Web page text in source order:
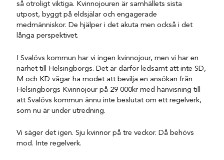
så otroligt viktiga. Kvinnojouren är samhällets sista
utpost, byggt på eldsjälar och engagerade
medmänniskor. De hjälper i det akuta men också i det
långa perspektivet.
I Svalövs kommun har vi ingen kvinnojour, men vi har en
närhet till Helsingborgs. Det är därför ledsamt att inte SD,
M och KD vågar ha modet att bevilja en ansökan från
Helsingborgs Kvinnojour på 29 000kr med hänvisning till
att Svalövs kommun ännu inte beslutat om ett regelverk,
som nu är under utredning.
Vi säger det igen. Sju kvinnor på tre veckor. Då behövs
mod. Inte regelverk.